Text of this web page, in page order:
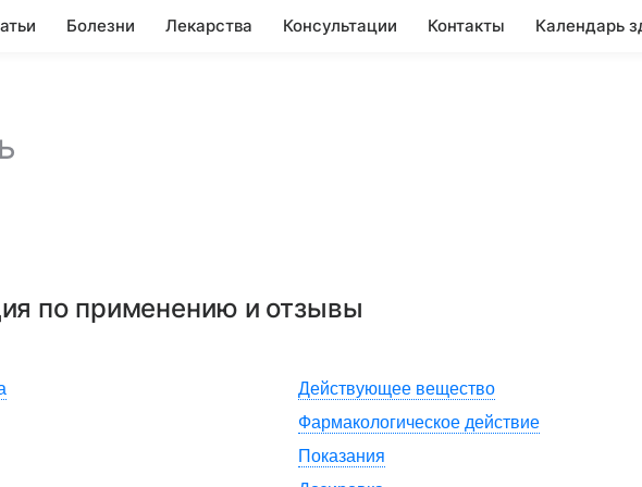
Болезни Лекарства Консультации Контакты Календарь
по применению и отзывы
Действующее вещество
Фармакологическое действие
Показания